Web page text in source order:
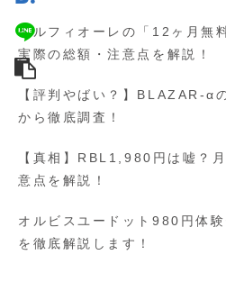
ベルフィオーレの「12ヶ月無
実際の総額・注意点を解説！
【評判やばい？】BLAZAR-α
から徹底調査！
【真相】RBL1,980円は嘘？
意点を解説！
オルビスユードット980円体
を徹底解説します！